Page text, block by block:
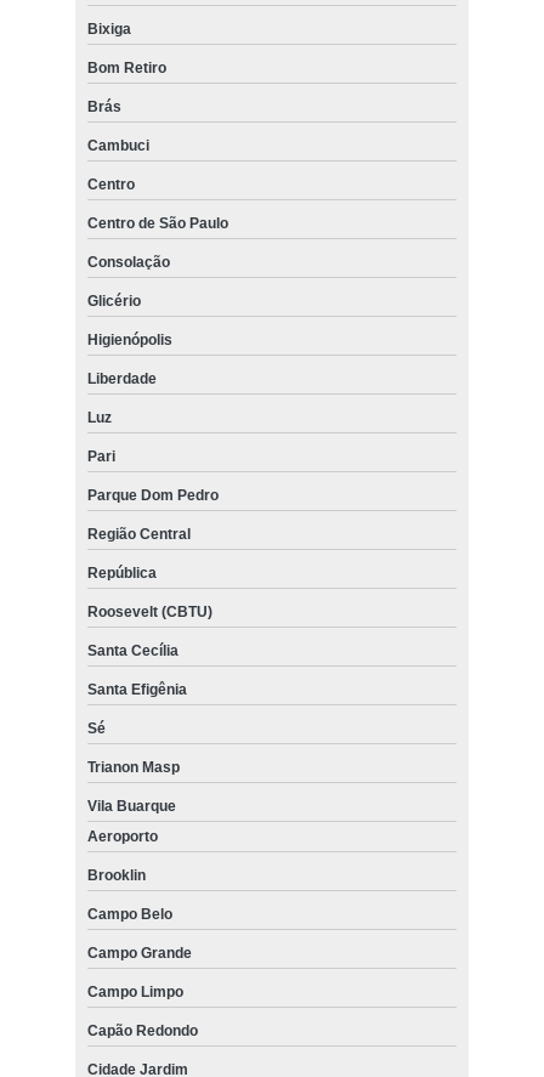
Bixiga
Bom Retiro
Brás
Cambuci
Centro
Centro de São Paulo
Consolação
Glicério
Higienópolis
Liberdade
Luz
Pari
Parque Dom Pedro
Região Central
República
Roosevelt (CBTU)
Santa Cecília
Santa Efigênia
Sé
Trianon Masp
Vila Buarque
Aeroporto
Brooklin
Campo Belo
Campo Grande
Campo Limpo
Capão Redondo
Cidade Jardim